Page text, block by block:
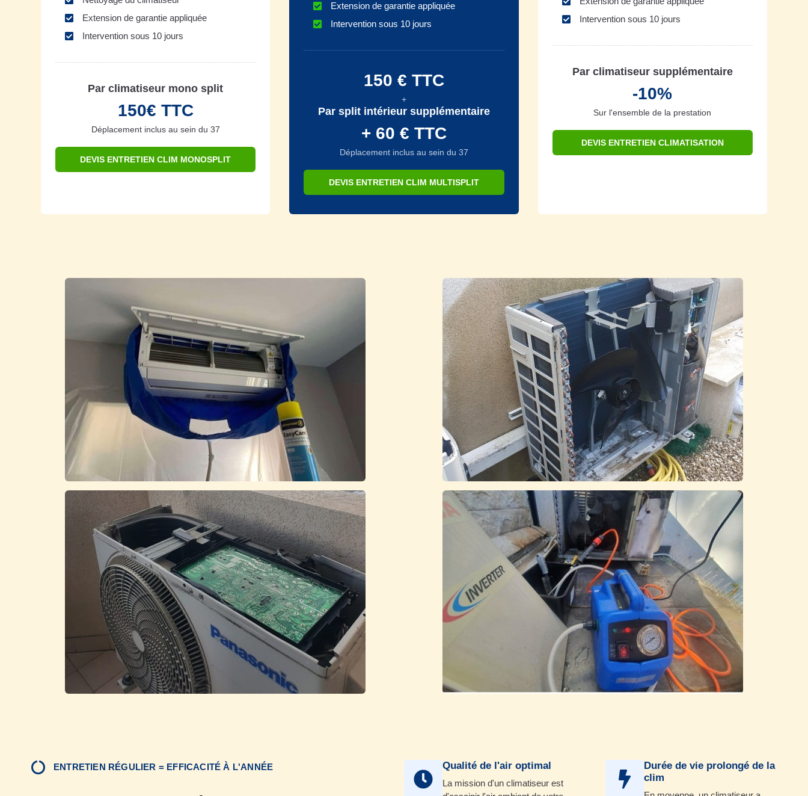
Extension de garantie appliquée
Intervention sous 10 jours
Par climatiseur mono split
150€ TTC
Déplacement inclus au sein du 37
DEVIS ENTRETIEN CLIM MONOSPLIT
Extension de garantie appliquée
Intervention sous 10 jours
150 € TTC
+
Par split intérieur supplémentaire
+ 60 € TTC
Déplacement inclus au sein du 37
DEVIS ENTRETIEN CLIM MULTISPLIT
Intervention sous 10 jours
Par climatiseur supplémentaire
-10%
Sur l'ensemble de la prestation
DEVIS ENTRETIEN CLIMATISATION
ENTRETIEN RÉGULIER = EFFICACITÉ À L'ANNÉE Qualité de l'air optimal
La mission d'un climatiseur est
Durée de vie prolongé de la
clim